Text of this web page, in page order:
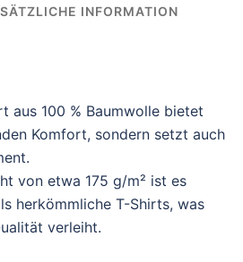
INFORMATION
aus 100 % Baumwolle bietet
Komfort, sondern setzt auch
von etwa 175 g/m² ist es
herkömmliche T-Shirts, was
verleiht.